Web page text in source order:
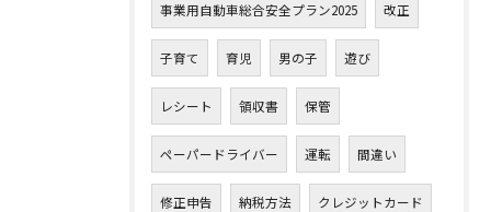
事業用自動車総合安全プラン2025 改正
子育て 育児 男の子 遊び
レシート 領収書 保管
ペーパードライバー 運転 間違い
修正申告 納税方法 クレジットカード